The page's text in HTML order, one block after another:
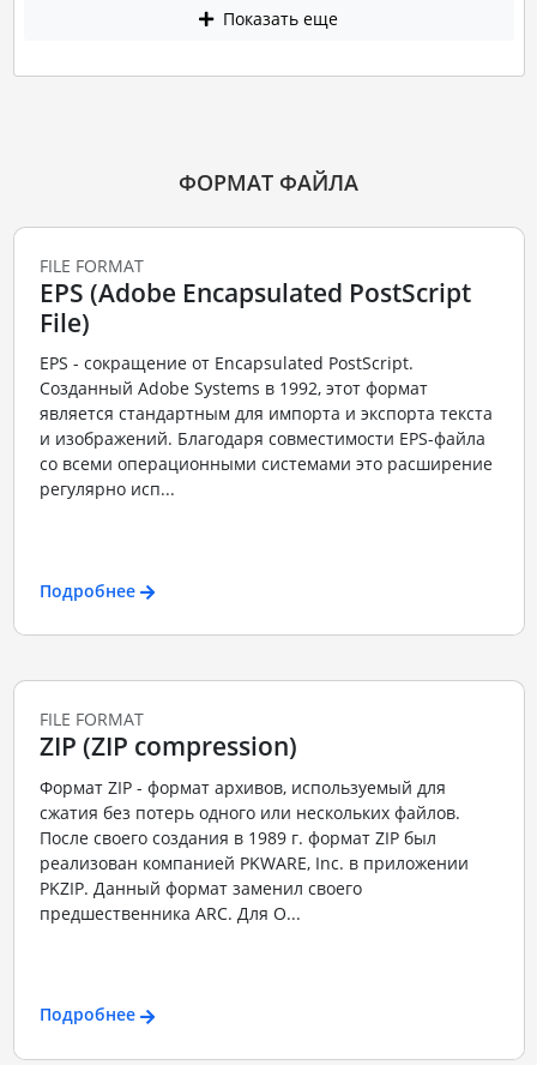
Показать еще
ФОРМАТ ФАЙЛА
FILE FORMAT
EPS (Adobe Encapsulated PostScript
File)
EPS - сокращение от Encapsulated PostScript.
Созданный Adobe Systems в 1992, этот формат
является стандартным для импорта и экспорта текста
и изображений. Благодаря совместимости EPS-файла
со всеми операционными системами это расширение
регулярно исп...
Подробнее
FILE FORMAT
ZIP (ZIP compression)
Формат ZIP - формат архивов, используемый для
сжатия без потерь одного или нескольких файлов.
После своего создания в 1989 г. формат ZIP был
реализован компанией PKWARE, Inc. в приложении
PKZIP. Данный формат заменил своего
предшественника ARC. Для О...
Подробнее